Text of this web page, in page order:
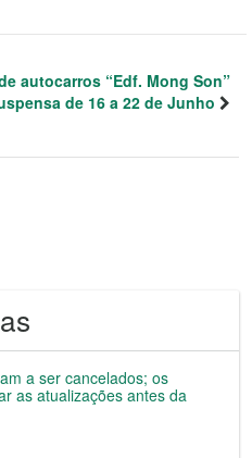
autocarros “Edf. Mong Son”
de 16 a 22 de Junho
a ser cancelados; os
as atualizações antes da